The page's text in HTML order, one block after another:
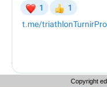
Copyright